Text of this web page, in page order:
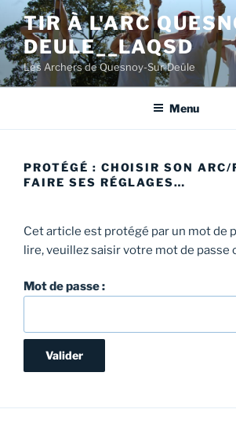
Aller
au
contenu
principal
TIR À L'ARC
DEULE__LAQSD
Les Archers de Quesnoy-Sur-Deûle
Menu
PROTÉGÉ : CHOISIR SON ARC/
FAIRE SES RÉGLAGES…
Cet article est protégé par un mot de
lire, veuillez saisir votre mot de passe
Mot de passe :